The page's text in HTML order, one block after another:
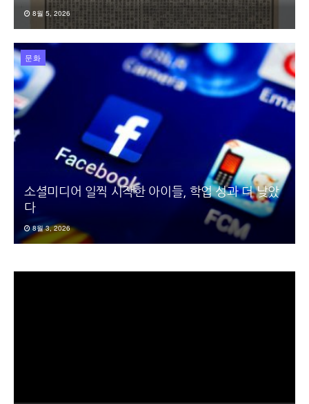
8월 5, 2026
문화
소셜미디어 일찍 시작한 아이들, 학업 성과 더 낮았
다
8월 3, 2026